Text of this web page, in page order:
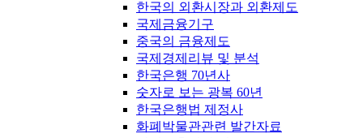
한국의 외환시장과 외환제도
국제금융기구
중국의 금융제도
국제경제리뷰 및 분석
한국은행 70년사
숫자로 보는 광복 60년
한국은행법 제정사
화폐박물관관련 발간자료